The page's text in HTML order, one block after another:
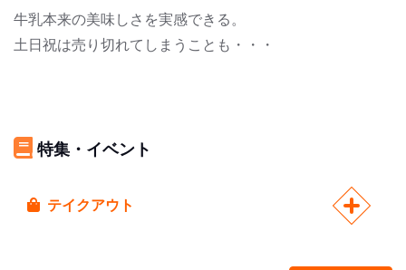
牛乳本来の美味しさを実感できる。
土日祝は売り切れてしまうことも・・・
特集・イベント
テイクアウト